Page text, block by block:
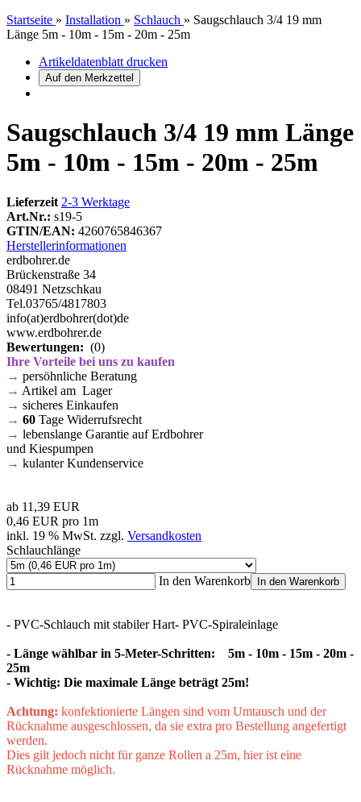
Startseite » Installation » Schlauch » Saugschlauch 3/4 19 mm
Länge 5m - 10m - 15m - 20m - 25m
Artikeldatenblatt drucken
Saugschlauch 3/4 19 mm Länge
5m - 10m - 15m - 20m - 25m
Lieferzeit 2-3 Werktage
Art.Nr.: s19-5
GTIN/EAN: 4260765846367
Herstellerinformationen
erdbohrer.de
Brückenstraße 34
08491 Netzschkau
Tel.03765/4817803
info(at)erdbohrer(dot)de
www.erdbohrer.de
Bewertungen: (0)
Ihre Vorteile bei uns zu kaufen
→ persöhnliche Beratung
→ Artikel am Lager
→ sicheres Einkaufen
→ 60 Tage Widerrufsrecht
→ lebenslange Garantie auf Erdbohrer
und Kiespumpen
→ kulanter Kundenservice
ab 11,39 EUR
0,46 EUR pro 1m
inkl. 19 % MwSt. zzgl. Versandkosten
Schlauchlänge
In den Warenkorb In den Warenkorb
- PVC-Schlauch mit stabiler Hart- PVC-Spiraleinlage
- Länge wählbar in 5-Meter-Schritten: 5m - 10m - 15m - 20m -
25m
- Wichtig: Die maximale Länge beträgt 25m!
Achtung: konfektionierte Längen sind vom Umtausch und der
Rücknahme ausgeschlossen, da sie extra pro Bestellung angefertigt
werden.
Dies gilt jedoch nicht für ganze Rollen a 25m, hier ist eine
Rücknahme möglich.